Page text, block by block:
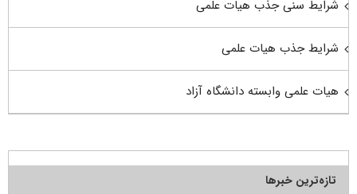
شرایط سنی جذب هیات علمی
شرایط جذب هیات علمی
هیات علمی وابسته دانشگاه آزاد
تازه‌ترین خبرها